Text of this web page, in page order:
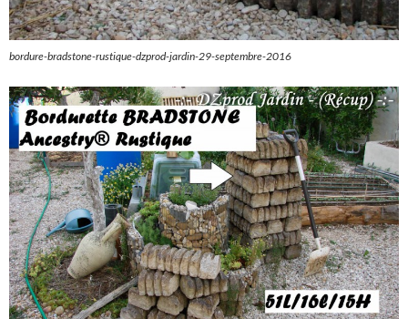
bordure-bradstone-rustique-dzprod-jardin-29-septembre-2016